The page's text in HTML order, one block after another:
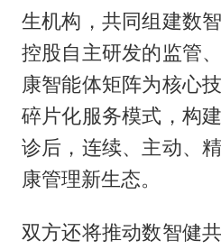
生机构，共同组建数
控股自主研发的监管
康智能体矩阵为核心
碎片化服务模式，构
诊后，连续、主动、
康管理新生态。
双方还将推动数智健